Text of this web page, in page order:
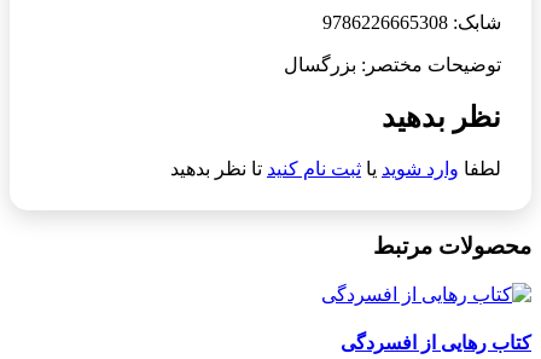
شابک: 9786226665308
توضیحات مختصر: بزرگسال
نظر بدهید
لطفا وارد شوید یا ثبت نام کنید تا نظر بدهید
محصولات مرتبط
کتاب رهایی از افسردگی